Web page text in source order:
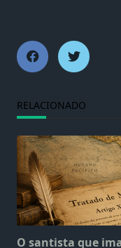
RELACIONADO
O santista que